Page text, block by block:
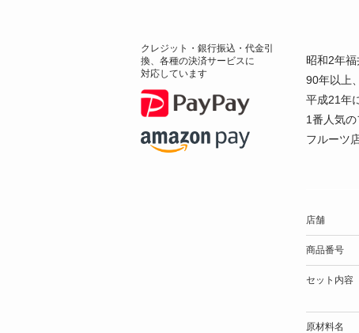
昭和2年福
90年以上
平成21年
1番人気
フルーツ
店舗
商品番号
セット内容
原材料名
クレジット・銀行振込・代金引
換、各種の決済サービスに
対応しています